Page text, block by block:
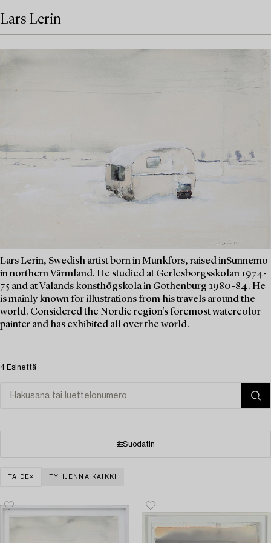
Lars Lerin
Lars Lerin, Swedish artist born in Munkfors, raised inSunnemo
in northern Värmland. He studied at Gerlesborgsskolan 1974-
75 and at Valands konsthögskola in Gothenburg 1980-84. He
is mainly known for illustrations from his travels around the
world. Considered the Nordic region's foremost watercolor
painter and has exhibited all over the world.
4 Esinettä
Suodatin
TAIDE TYHJENNÄ KAIKKI